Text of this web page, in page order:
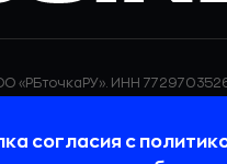
«РБточкаРУ». ИНН
персональных данных
данных.
согласия с